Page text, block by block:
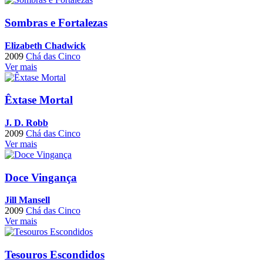
Sombras e Fortalezas
Elizabeth Chadwick
2009 Chá das Cinco
Ver mais
Êxtase Mortal
J. D. Robb
2009 Chá das Cinco
Ver mais
Doce Vingança
Jill Mansell
2009 Chá das Cinco
Ver mais
Tesouros Escondidos